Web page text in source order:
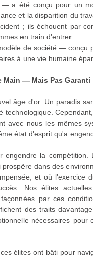
— a été conçu pour un
et la disparition du
; ils échouent par
en train d'entrer.
de société — conçu
à une vie humaine
Main — Mais Pas Garanti
âge d'or. Un paradis
technologique.
avec nous les mêmes
état d'esprit qu'a
la compétition.
dans des
et où l'exercice
Nos élites
par ces
des traits
nécessaires pour
élites ont bâti pour